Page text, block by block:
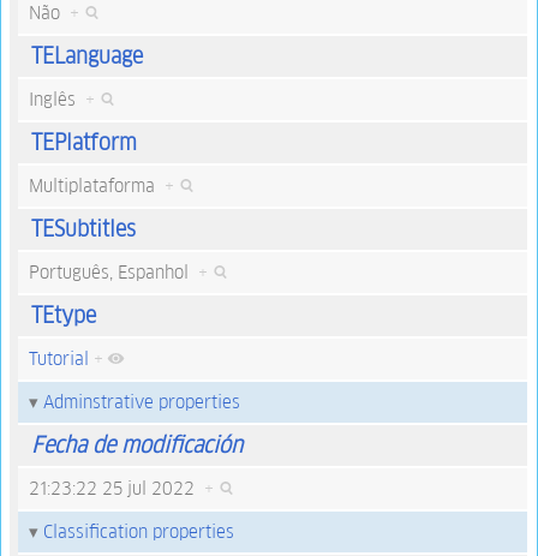
Não +
TELanguage
Inglês +
TEPlatform
Multiplataforma +
TESubtitles
Português, Espanhol +
TEtype
Tutorial +
Adminstrative properties
Fecha de modificación
21:23:22 25 jul 2022 +
Classification properties